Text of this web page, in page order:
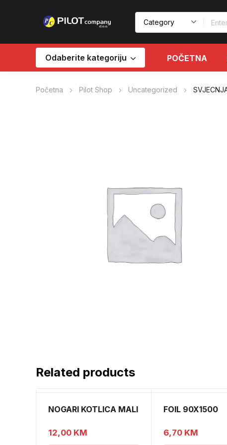
Odaberite kategoriju POČETNA
Početna Pilot Shop Uncategorized
Related products
NOGARI KOTLICA MALI
12,00 KM
FOIL 90X1500
6,70 KM